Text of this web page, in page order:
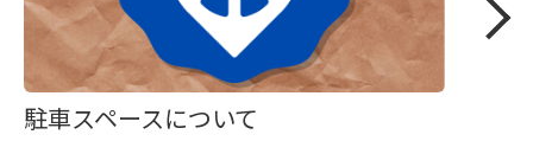
駐車スペースについて